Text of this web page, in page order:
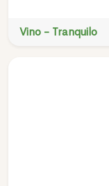
Vino - Tranquilo